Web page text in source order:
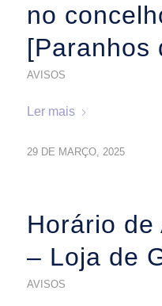
no
[Paranhos
AVISOS
Ler mais
29 DE MARÇO, 2025
Horário de
– Loja de
AVISOS